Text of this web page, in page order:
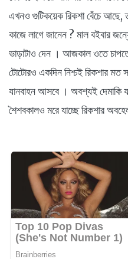
এখনও গুটিকয়েক রিকশা বেঁচে আছে,
কাজে লাগে জানেন ? মাল বইবার
ভাড়াটাও দেন । আজকাল ওতে চাপতে
টোটোরও একদিন নিশ্চই রিকশার
যানবাহন আসবে । অবশ্যই দেমাকি
শৈশবকালও মরে যাচ্ছে রিকশার